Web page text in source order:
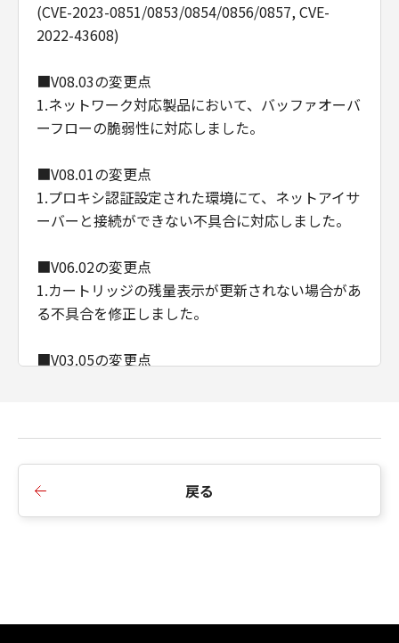
(CVE-2023-0851/0853/0854/0856/0857, CVE-
2022-43608)
■V08.03の変更点
1.ネットワーク対応製品において、バッファオーバ
ーフローの脆弱性に対応しました。
■V08.01の変更点
1.プロキシ認証設定された環境にて、ネットアイサ
ーバーと接続ができない不具合に対応しました。
■V06.02の変更点
1.カートリッジの残量表示が更新されない場合があ
る不具合を修正しました。
■V03.05の変更点
Protected Access)/ WPA2(Wi-Fi Protected Access
II)の脆弱性(KRACKs)に対応しました。
戻る